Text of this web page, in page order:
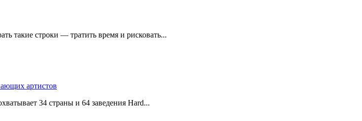
такие строки — тратить время и рисковать...
артистов
34 страны и 64 заведения Hard...